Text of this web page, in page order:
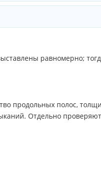
равномерно;
продольных полос,
Отдельно